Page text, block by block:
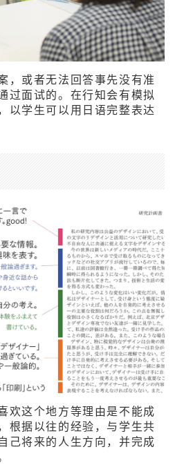
，或者无法回答事先没有准
过面试的。在行知会有模拟
以学生可以用日语完整表达
欢这个地方等理由是不能成
根据以往的经验，与学生共
己将来的人生方向，并完成